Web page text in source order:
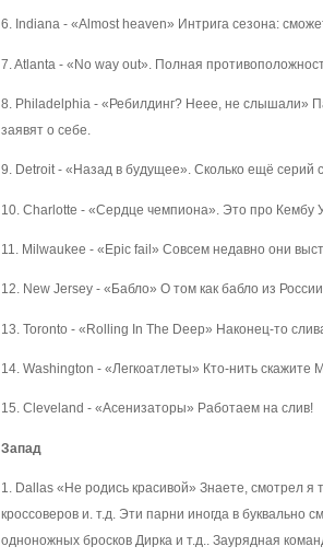
6. Indiana - «Almost heaven» Интрига сезона:
7. Atlanta - «No way out». Полная
8. Philadelphia - «Ребилдинг? Неее, не слышали»
заявят о себе.
9. Detroit - «Назад в будущее». Сколько ещё серий
10. Charlotte - «Сердце чемпиона». Это про Кембу
11. Milwaukee - «Epic fail» Совсем недавно они
12. New Jersey - «Бабло» О том как бабло из
13. Toronto - «Rolling In The Deep» Наконец-то
14. Washington - «Легкоатлеты» Кто-нить скажите
15. Cleveland - «Асенизаторы» Работаем на слив!
Запад
1. Dallas «Не родись красивой» Знаете, смотрел
кроссоверов и. т.д. Эти парни иногда в
одноножных бросков Дирка и т.д.. Заурядная